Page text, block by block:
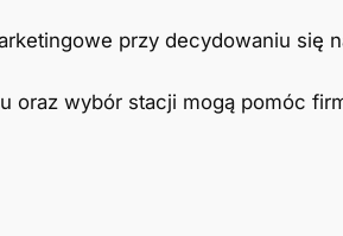
przy decydowaniu się
oraz wybór stacji mogą pomóc